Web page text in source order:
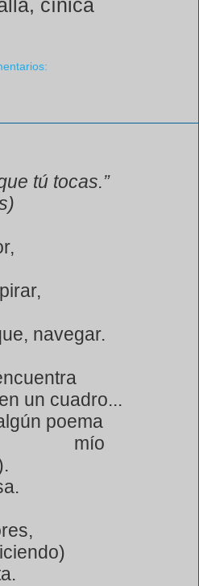
tú tocas.”
navegar.
un cuadro...
poema
mío